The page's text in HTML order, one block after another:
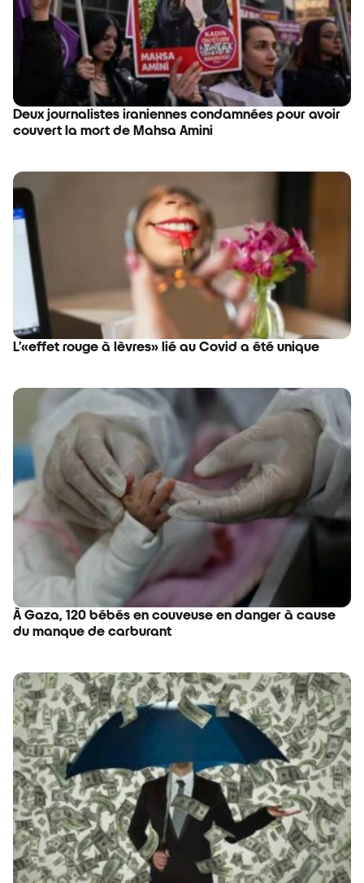
Deux journalistes iraniennes condamnées pour avoir
couvert la mort de Mahsa Amini
L’«effet rouge à lèvres» lié au Covid a été unique
À Gaza, 120 bébés en couveuse en danger à cause
du manque de carburant